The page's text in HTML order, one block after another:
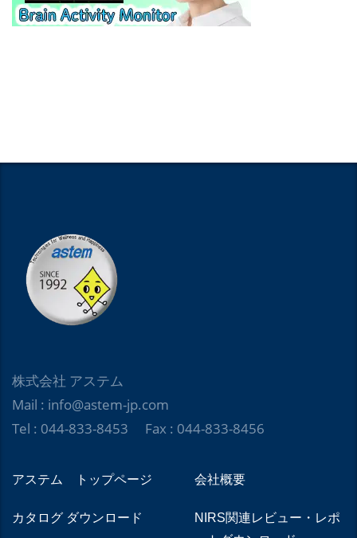
株式会社 アステム
Mail : info@astem-jp.com
Tel : 044-833-8453 Fax : 044-833-8456
アステム トップページ 会社概要
カタログ ダウンロード
NIRS関連レビュー・レポ